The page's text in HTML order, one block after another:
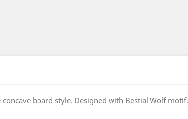
board style. Designed with Bestial Wolf motif.